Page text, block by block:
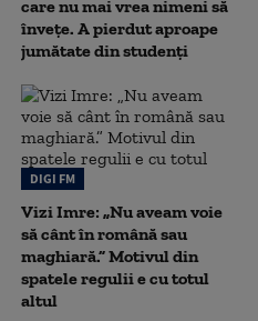
care nu mai vrea nimeni să
înveţe. A pierdut aproape
jumătate din studenţi
DIGI FM
Vizi Imre: „Nu aveam voie
să cânt în română sau
maghiară.” Motivul din
spatele regulii e cu totul
altul